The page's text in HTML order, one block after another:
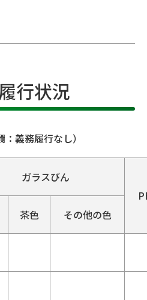
行状況
義務履行なし）
ガラスびん
茶色 その他の色